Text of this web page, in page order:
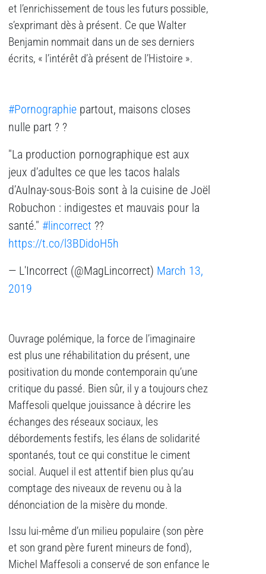
et l’enrichissement de tous les futurs possible,
s’exprimant dès à présent. Ce que Walter
Benjamin nommait dans un de ses derniers
écrits, « l’intérêt d’à présent de l’Histoire ».
#Pornographie partout, maisons closes
nulle part ? ?
"La production pornographique est aux
jeux d’adultes ce que les tacos halals
d’Aulnay-sous-Bois sont à la cuisine de Joël
Robuchon : indigestes et mauvais pour la
santé." #lincorrect ??
https://t.co/l3BDidoH5h
— L'Incorrect (@MagLincorrect) March 13,
2019
Ouvrage polémique, la force de l’imaginaire
est plus une réhabilitation du présent, une
positivation du monde contemporain qu’une
critique du passé. Bien sûr, il y a toujours chez
Maffesoli quelque jouissance à décrire les
échanges des réseaux sociaux, les
débordements festifs, les élans de solidarité
spontanés, tout ce qui constitue le ciment
social. Auquel il est attentif bien plus qu’au
comptage des niveaux de revenu ou à la
dénonciation de la misère du monde.
Issu lui-même d’un milieu populaire (son père
et son grand père furent mineurs de fond),
Michel Maffesoli a conservé de son enfance le